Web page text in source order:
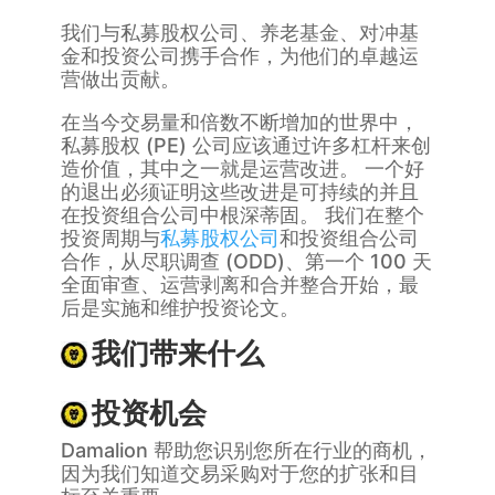
我们与私募股权公司、养老基金、对冲基
金和投资公司携手合作，为他们的卓越运
营做出贡献。
在当今交易量和倍数不断增加的世界中，
私募股权 (PE) 公司应该通过许多杠杆来创
造价值，其中之一就是运营改进。 一个好
的退出必须证明这些改进是可持续的并且
在投资组合公司中根深蒂固。 我们在整个
投资周期与私募股权公司和投资组合公司
合作，从尽职调查 (ODD)、第一个 100 天
全面审查、运营剥离和合并整合开始，最
后是实施和维护投资论文。
我们带来什么
投资机会
Damalion 帮助您识别您所在行业的商机，
因为我们知道交易采购对于您的扩张和目